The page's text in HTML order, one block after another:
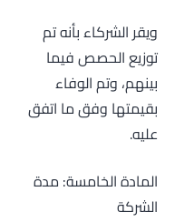
ويقر الشركاء بأنه تم
توزيع الحصص فيما
بينهم، وتم الوفاء
بقيمتها وفق ما اتفق
عليه.
المادة الخامسة: مدة
الشركة